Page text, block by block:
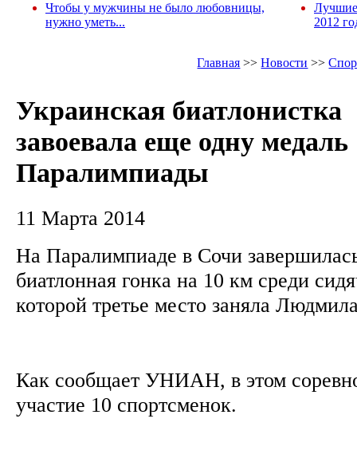
Чтобы у мужчины не было любовницы,
нужно уметь...
Лучшие
2012
Главная >>Новости >>
Украинская биатлонистка
завоевала еще одну медаль
Паралимпиады
11 Марта 2014
На Паралимпиаде в Сочи
биатлонная гонка на 10 км среди
которой третье место заняла
Как сообщает УНИАН, в этом
участие 10 спортсменок.